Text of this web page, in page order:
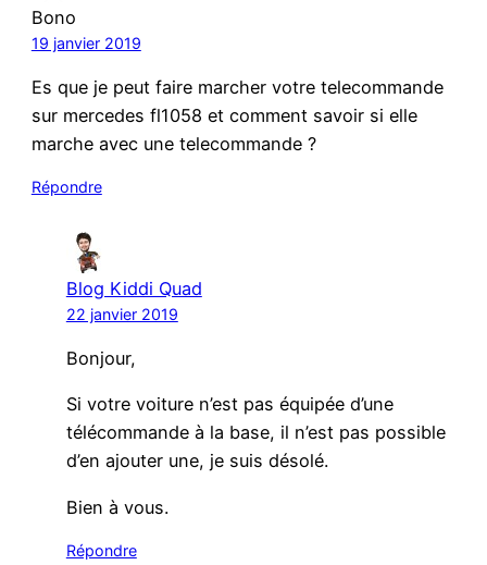
Bono
19 janvier 2019
Es que je peut faire marcher votre telecommande
sur mercedes fl1058 et comment savoir si elle
marche avec une telecommande ?
Répondre
Blog Kiddi Quad
22 janvier 2019
Bonjour,
Si votre voiture n’est pas équipée d’une
télécommande à la base, il n’est pas possible
d’en ajouter une, je suis désolé.
Bien à vous.
Répondre